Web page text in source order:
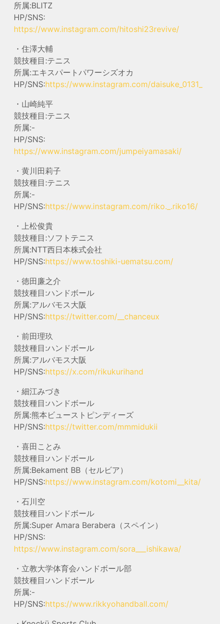
所属:BLITZ
HP/SNS:
https://www.instagram.com/hitoshi23revive/
・住澤大輔
競技種目:テニス
所属:エキスパートパワーシズオカ
HP/SNS:https://www.instagram.com/daisuke_0131_
・山崎純平
競技種目:テニス
所属:-
HP/SNS:
https://www.instagram.com/jumpeiyamasaki/
・黄川田莉子
競技種目:テニス
所属:-
HP/SNS:https://www.instagram.com/riko._.riko16/
・上松俊貴
競技種目:ソフトテニス
所属:NTT西日本株式会社
HP/SNS:https://www.toshiki-uematsu.com/
・徳田廉之介
競技種目:ハンドボール
所属:アルバモス大阪
HP/SNS:https://twitter.com/__chanceux
・前田理玖
競技種目:ハンドボール
所属:アルバモス大阪
HP/SNS:https://x.com/rikukurihand
・細江みづき
競技種目:ハンドボール
所属:熊本ビューストピンディーズ
HP/SNS:https://twitter.com/mmmidukii
・喜田ことみ
競技種目:ハンドボール
所属:Bekament BB（セルビア）
HP/SNS:https://www.instagram.com/kotomi__kita/
・石川空
競技種目:ハンドボール
所属:Super Amara Berabera（スペイン）
HP/SNS:
https://www.instagram.com/sora___ishikawa/
・立教大学体育会ハンドボール部
競技種目:ハンドボール
所属:-
HP/SNS:https://www.rikkyohandball.com/